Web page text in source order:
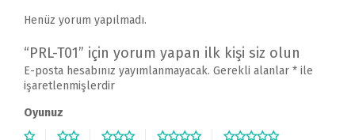
Henüz yorum yapılmadı.
“PRL-T01” için yorum yapan ilk kişi siz olun
E-posta hesabınız yayımlanmayacak. Gerekli alanlar * ile
işaretlenmişlerdir
Oyunuz